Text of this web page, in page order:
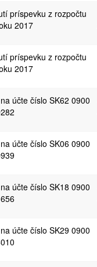
príspevku z rozpočtu
2017
príspevku z rozpočtu
2017
účte číslo SK62 0900
účte číslo SK06 0900
účte číslo SK18 0900
účte číslo SK29 0900